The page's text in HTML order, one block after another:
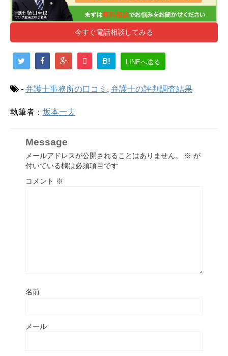
今すぐ電話相談してみる
B! LINEへ送る
- 弁護士事務所の口コミ , 弁護士の評判調査結果
執筆者： 坂本一夫
Message
メールアドレスが公開されることはありません。 ※ が
付いている欄は必須項目です
コメント ※
名前
メール